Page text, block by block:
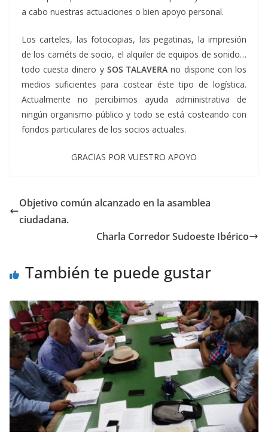
a cabo nuestras actuaciones o bien apoyo personal.
Los carteles, las fotocopias, las pegatinas, la impresión
de los carnéts de socio, el alquiler de equipos de sonido…
todo cuesta dinero y SOS TALAVERA no dispone con los
medios suficientes para costear éste tipo de logística.
Actualmente no percibimos ayuda administrativa de
ningún organismo público y todo se está costeando con
fondos particulares de los socios actuales.
GRACIAS POR VUESTRO APOYO
Objetivo común alcanzado en la asamblea
ciudadana.
Charla Corredor Sudoeste Ibérico
También te puede gustar